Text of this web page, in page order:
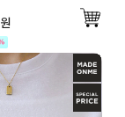
원